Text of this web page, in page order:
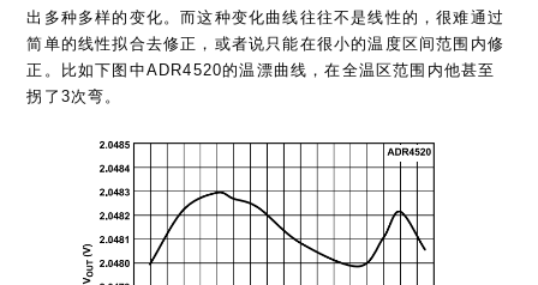
出多种多样的变化。而这种变化曲线往往不是线性的，很难通过
简单的线性拟合去修正，或者说只能在很小的温度区间范围内修
正。比如下图中ADR4520的温漂曲线，在全温区范围内他甚至
拐了3次弯。